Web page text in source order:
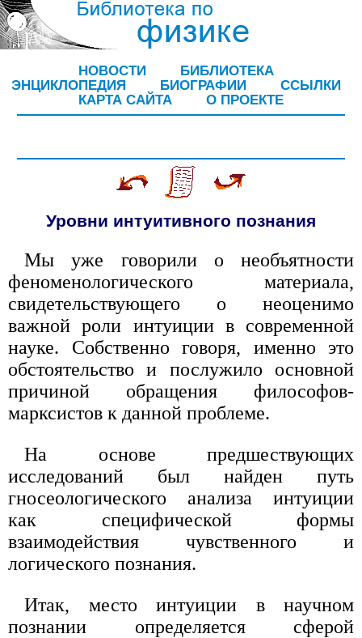
НОВОСТИ
БИБЛИОТЕКА
ЭНЦИКЛОПЕДИЯ
БИОГРАФИИ
ССЫЛКИ
КАРТА САЙТА
О ПРОЕКТЕ
Уровни интуитивного познания
Мы уже говорили о необъятности
феноменологического материала,
свидетельствующего о неоценимо
важной роли интуиции в современной
науке. Собственно говоря, именно это
обстоятельство и послужило основной
причиной обращения философов-
марксистов к данной проблеме.
На основе предшествующих
исследований был найден путь
гносеологического анализа интуиции
как специфической формы
взаимодействия чувственного и
логического познания.
Итак, место интуиции в научном
познании определяется сферой